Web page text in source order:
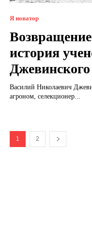
Я новатор
история
Джевинского
Василий Николаевич
агроном, селекционер...
1 2